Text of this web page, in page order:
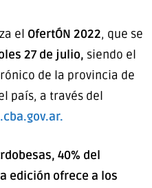
el OfertÓN 2022, que se
27 de julio, siendo el
de la provincia de
país, a través del
40% del
edición ofrece a los